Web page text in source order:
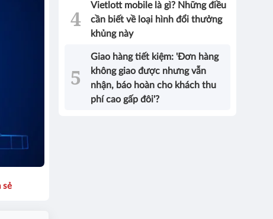
sẻ
Vietlott mobile là gì? Những điều
cần biết về loại hình đổi thưởng
khủng này
Giao hàng tiết kiệm: 'Đơn hàng
không giao được nhưng vẫn
nhận, báo hoàn cho khách thu
phí cao gấp đôi'?